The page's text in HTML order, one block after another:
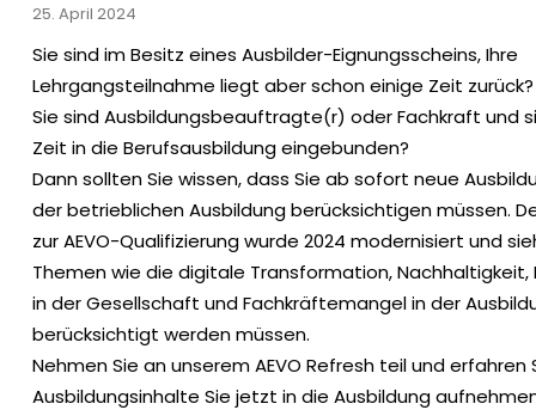
25. April 2024
Sie sind im Besitz eines Ausbilder-Eignungsscheins, Ihre
Lehrgangsteilnahme liegt aber schon einige Zeit zurück?
Sie sind Ausbildungsbeauftragte(r) oder Fachkraft und
Zeit in die Berufsausbildung eingebunden?
Dann sollten Sie wissen, dass Sie ab sofort neue
der betrieblichen Ausbildung berücksichtigen müssen.
zur AEVO-Qualifizierung wurde 2024 modernisiert und
Themen wie die digitale Transformation,
in der Gesellschaft und Fachkräftemangel in der
berücksichtigt werden müssen.
Nehmen Sie an unserem AEVO Refresh teil und erfahren
Ausbildungsinhalte Sie jetzt in die Ausbildung